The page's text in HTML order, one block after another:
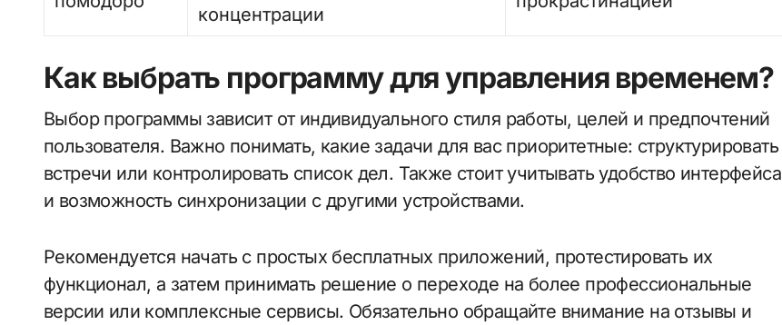
концентрации
Как выбрать программу для управления временем?
Выбор программы зависит от индивидуального стиля работы, целей и предпочтений
пользователя. Важно понимать, какие задачи для вас приоритетные: структурировать
встречи или контролировать список дел. Также стоит учитывать удобство интерфейса
и возможность синхронизации с другими устройствами.
Рекомендуется начать с простых бесплатных приложений, протестировать их
функционал, а затем принимать решение о переходе на более профессиональные
версии или комплексные сервисы. Обязательно обращайте внимание на отзывы и